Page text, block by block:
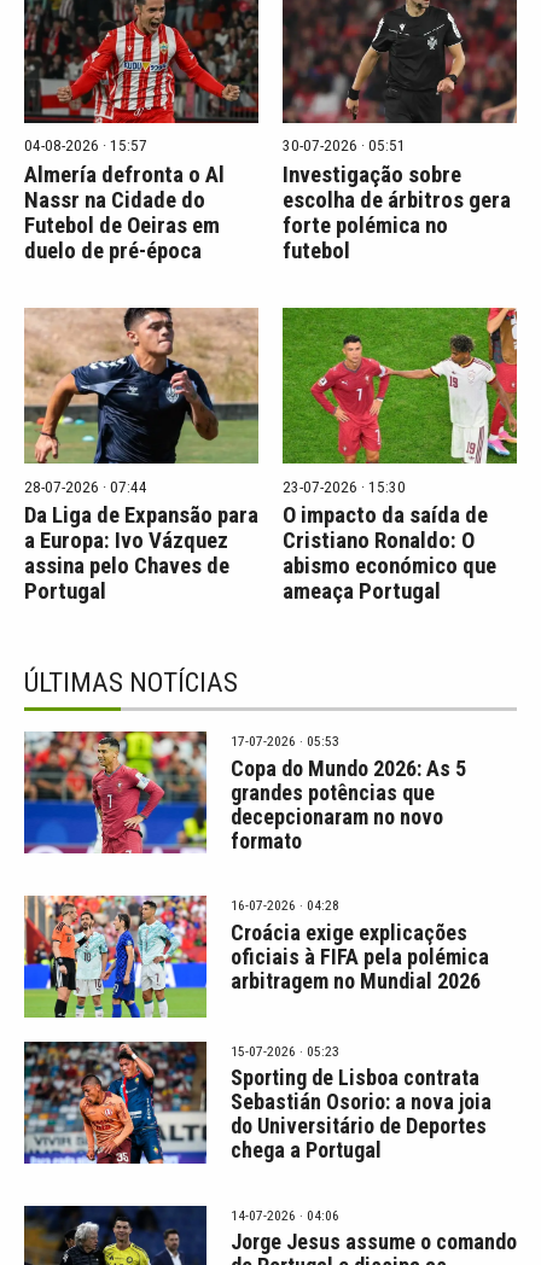
04-08-2026 · 15:57
Almería defronta o Al
Nassr na Cidade do
Futebol de Oeiras em
duelo de pré-época
30-07-2026 · 05:51
Investigação sobre
escolha de árbitros gera
forte polémica no
futebol
28-07-2026 · 07:44
Da Liga de Expansão para
a Europa: Ivo Vázquez
assina pelo Chaves de
Portugal
23-07-2026 · 15:30
O impacto da saída de
Cristiano Ronaldo: O
abismo económico que
ameaça Portugal
ÚLTIMAS NOTÍCIAS
17-07-2026 · 05:53
Copa do Mundo 2026: As 5
grandes potências que
decepcionaram no novo
formato
16-07-2026 · 04:28
Croácia exige explicações
oficiais à FIFA pela polémica
arbitragem no Mundial 2026
15-07-2026 · 05:23
Sporting de Lisboa contrata
Sebastián Osorio: a nova joia
do Universitário de Deportes
chega a Portugal
14-07-2026 · 04:06
Jorge Jesus assume o comando